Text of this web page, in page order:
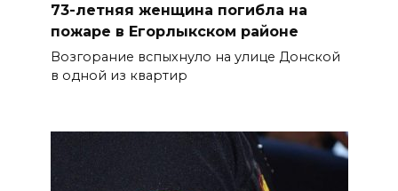
БОЛЬШЕ НОВОСТЕЙ
73-летняя женщина погибла на
пожаре в Егорлыкском районе
Возгорание вспыхнуло на улице Донской
в одной из квартир